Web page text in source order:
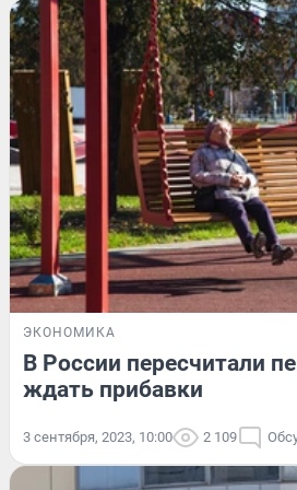
ЭКОНОМИКА
В России пересчитали
ждать прибавки
3 сентября, 2023, 10:00 2 109